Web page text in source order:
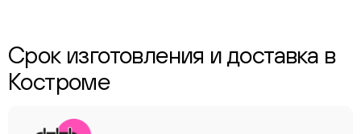
Срок изготовления и доставка в
Костроме